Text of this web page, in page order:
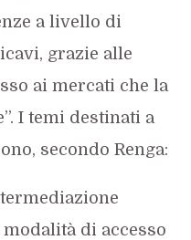
a livello di
grazie alle
ai mercati che la
I temi destinati a
secondo Renga:
di accesso